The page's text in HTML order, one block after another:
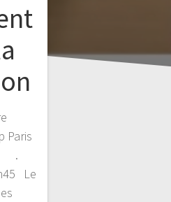
Paris
! .
Le